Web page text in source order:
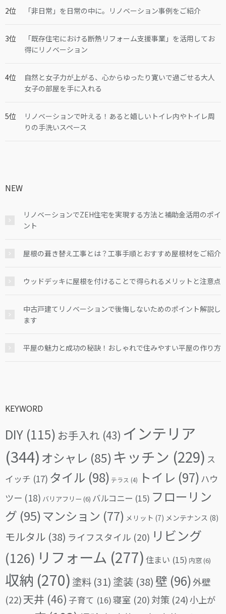
「非日常」を日常の中に。リノベーション事例をご紹介
「既存住宅における断熱リフォーム支援事業」を活用してお
得にリノベーション
自然と女子力が上がる、心からゆったり寛いで過ごせる大人
女子の部屋を手に入れる
リノベーションで叶える！あると嬉しいトイレ内やトイレ周
りの手洗いスペース
NEW
リノベーションでZEH住宅を実現する方法と補助金活用のポイ
ント
屋根の葺き替え工事とは？工事手順とおすすめ屋根材をご紹介
ウッドデッキに屋根を付けることで得られるメリットと注意点
中古戸建てリノベーションで後悔しないためのポイント解説し
ます
平屋の魅力と成功の秘訣！おしゃれで住みやすい平屋の作り方
KEYWORD
DIY (115) お手入れ (43) インテリア
(344) オシャレ (85) キッチン (229) ス
イッチ (17) タイル (98) テラス (4) トイレ (97) ハウ
ツー (18) バリアフリー (6) バルコニー (15) フローリン
グ (95)マンション (77) メリット (7) メンテナンス (8)
モルタル (38) ライフスタイル (20) リビング
(126) リフォーム (277) 住まい (15) 内窓(6)
収納 (270) 塗料 (31) 塗装 (38) 壁 (96)外壁
(22)天井 (46) 子育て (16)寝室 (20) 対策 (24)小上が